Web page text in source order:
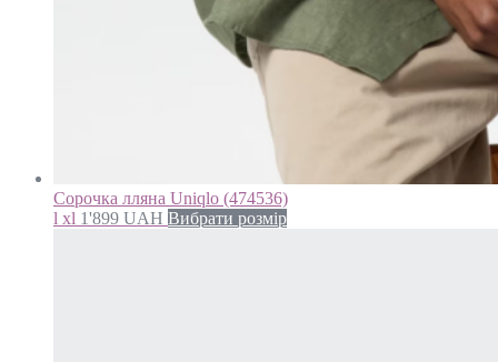
Сорочка лляна Uniqlo (474536)
l xl 1'899 UAH Вибрати розмір